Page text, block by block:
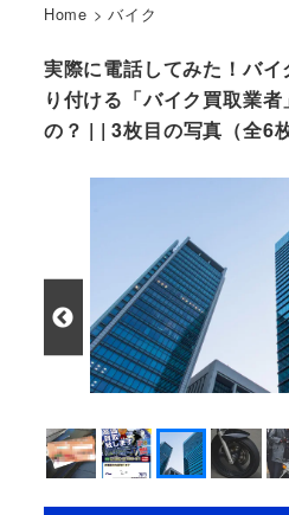
Home >バイク
実際に電話してみた！バ
り付ける「バイク買取業
の？ | | 3枚目の写真（全6枚